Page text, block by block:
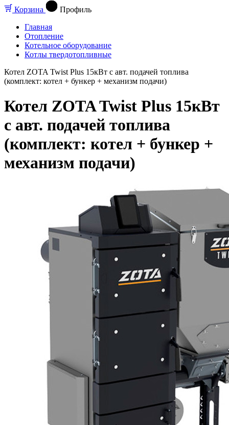
Корзина
Профиль
Главная
Отопление
Котельное оборудование
Котлы твердотопливные
Котел ZOTA Twist Plus 15кВт с авт. подачей топлива
(комплект: котел + бункер + механизм подачи)
Котел ZOTA Twist Plus 15кВт
с авт. подачей топлива
(комплект: котел + бункер +
механизм подачи)